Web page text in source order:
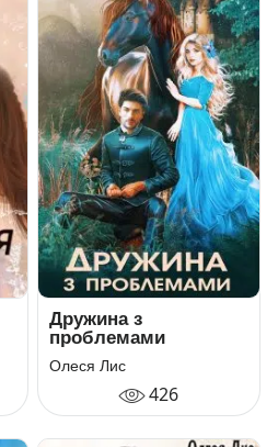
Дружина з
проблемами
Олеся Лис
426